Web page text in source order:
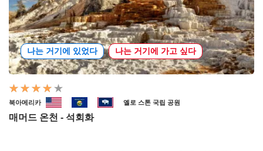
나는 거기에 있었다 나는 거기에 가고 싶다
북아메리카 옐로 스톤 국립 공원
매머드 온천 - 석회화